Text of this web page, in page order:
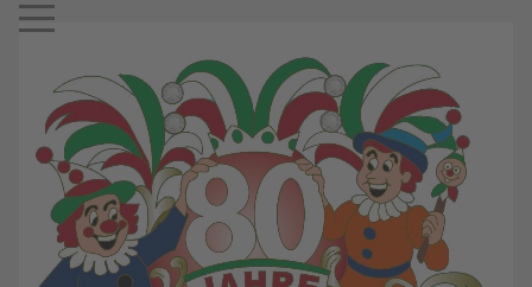
Mobile Menu Toggle